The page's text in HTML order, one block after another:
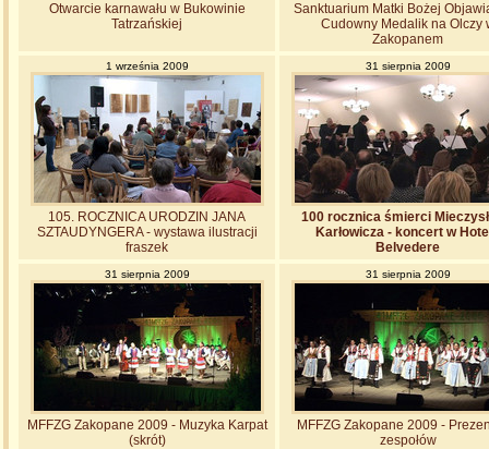
Otwarcie karnawału w Bukowinie
Tatrzańskiej
Sanktuarium Matki Bożej
Cudowny Medalik na Olczy
Zakopanem
1 września 2009
105. ROCZNICA URODZIN JANA
SZTAUDYNGERA - wystawa ilustracji
fraszek
31 sierpnia 2009
100 rocznica śmierci
Karłowicza - koncert w
Belvedere
31 sierpnia 2009
MFFZG Zakopane 2009 - Muzyka Karpat
(skrót)
31 sierpnia 2009
MFFZG Zakopane 2009 -
zespołów